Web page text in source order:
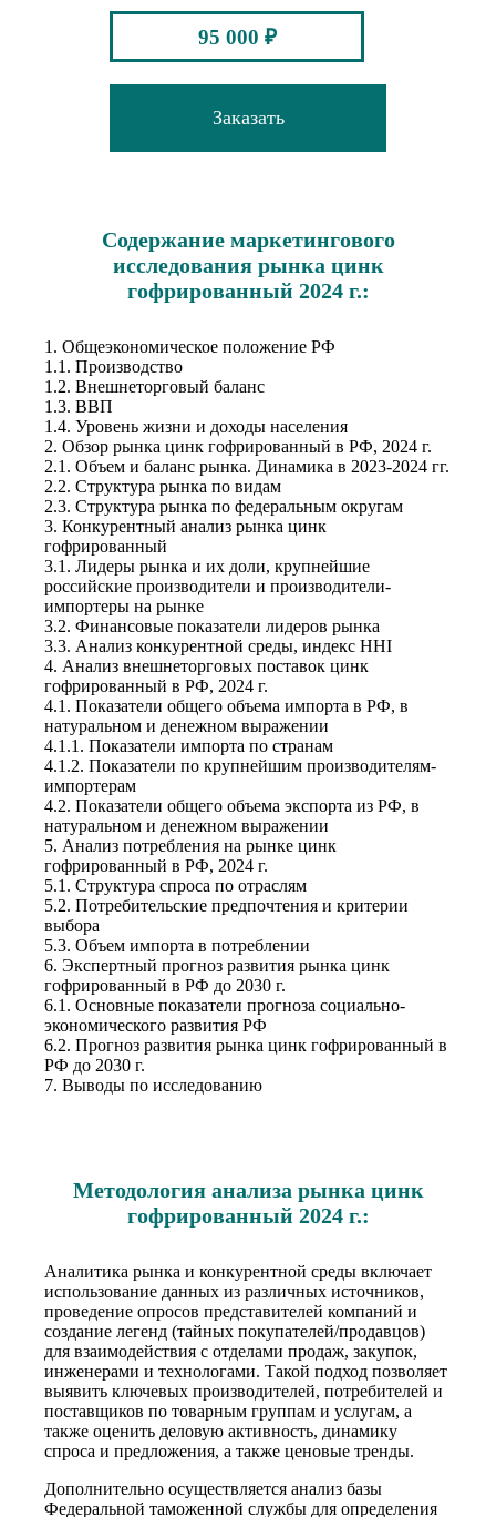
95 000 ₽
Заказать
Содержание маркетингового
исследования рынка цинк
гофрированный 2024 г.:
1. Общеэкономическое положение РФ
1.1. Производство
1.2. Внешнеторговый баланс
1.3. ВВП
1.4. Уровень жизни и доходы населения
2. Обзор рынка цинк гофрированный в РФ, 2024 г.
2.1. Объем и баланс рынка. Динамика в 2023-2024 гг.
2.2. Структура рынка по видам
2.3. Структура рынка по федеральным округам
3. Конкурентный анализ рынка цинк
гофрированный
3.1. Лидеры рынка и их доли, крупнейшие
российские производители и производители-
импортеры на рынке
3.2. Финансовые показатели лидеров рынка
3.3. Анализ конкурентной среды, индекс HHI
4. Анализ внешнеторговых поставок цинк
гофрированный в РФ, 2024 г.
4.1. Показатели общего объема импорта в РФ, в
натуральном и денежном выражении
4.1.1. Показатели импорта по странам
4.1.2. Показатели по крупнейшим производителям-
импортерам
4.2. Показатели общего объема экспорта из РФ, в
натуральном и денежном выражении
5. Анализ потребления на рынке цинк
гофрированный в РФ, 2024 г.
5.1. Структура спроса по отраслям
5.2. Потребительские предпочтения и критерии
выбора
5.3. Объем импорта в потреблении
6. Экспертный прогноз развития рынка цинк
гофрированный в РФ до 2030 г.
6.1. Основные показатели прогноза социально-
экономического развития РФ
6.2. Прогноз развития рынка цинк гофрированный в
РФ до 2030 г.
7. Выводы по исследованию
Методология анализа рынка цинк
гофрированный 2024 г.:
Аналитика рынка и конкурентной среды включает
использование данных из различных источников,
проведение опросов представителей компаний и
создание легенд (тайных покупателей/продавцов)
для взаимодействия с отделами продаж, закупок,
инженерами и технологами. Такой подход позволяет
выявить ключевых производителей, потребителей и
поставщиков по товарным группам и услугам, а
также оценить деловую активность, динамику
спроса и предложения, а также ценовые тренды.
Дополнительно осуществляется анализ базы
Федеральной таможенной службы для определения